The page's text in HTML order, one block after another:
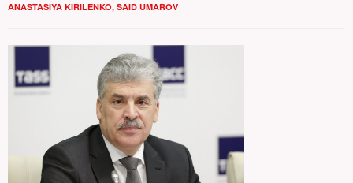
ANASTASIYA KIRILENKO, SAID UMAROV